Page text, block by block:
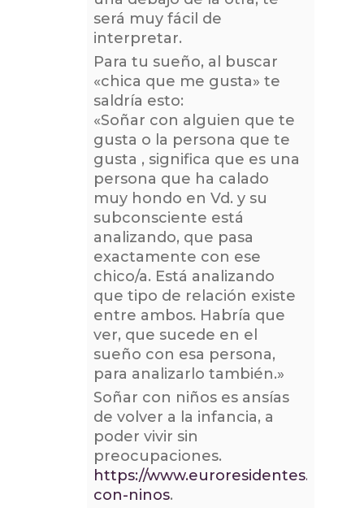
será muy fácil de
interpretar.
Para tu sueño, al buscar
«chica que me gusta» te
saldría esto:
«Soñar con alguien que te
gusta o la persona que te
gusta , significa que es una
persona que ha calado
muy hondo en Vd. y su
subconsciente está
analizando, que pasa
exactamente con ese
chico/a. Está analizando
que tipo de relación existe
entre ambos. Habría que
ver, que sucede en el
sueño con esa persona,
para analizarlo también.»
Soñar con niños es ansías
de volver a la infancia, a
poder vivir sin
preocupaciones.
https://www.euroresidentes.com/
con-ninos.